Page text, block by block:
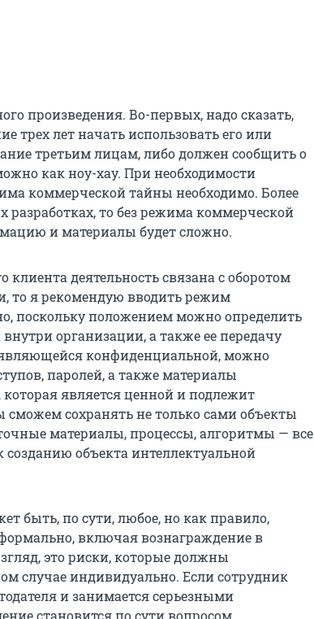
произведения. Во-первых, надо сказать,
трех лет начать использовать его или
третьим лицам, либо должен сообщить о
как ноу-хау. При необходимости
коммерческой тайны необходимо. Более
разработках, то без режима коммерческой
и материалы будет сложно.
клиента деятельность связана с оборотом
то я рекомендую вводить режим
поскольку положением можно определить
организации, а также ее передачу
конфиденциальной, можно
паролей, а также материалы
является ценной и подлежит
сохранять не только сами объекты
материалы, процессы, алгоритмы — все
объекта интеллектуальной
быть, по сути, любое, но как правило,
включая вознаграждение в
это риски, которые должны
случае индивидуально. Если сотрудник
и занимается серьезными
становится по сути вопросом